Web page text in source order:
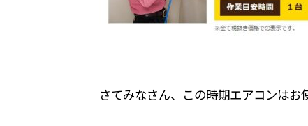
さてみなさん、この時期エアコンはお